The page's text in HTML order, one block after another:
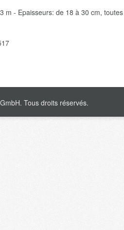
m - Epaisseurs: de 18 à 30 cm,
Tous droits réservés.